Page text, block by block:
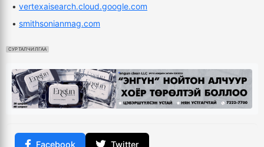
• vertexaisearch.cloud.google.com
• smithsonianmag.com
СУРТАЛЧИЛГАА
Facebook Twitter